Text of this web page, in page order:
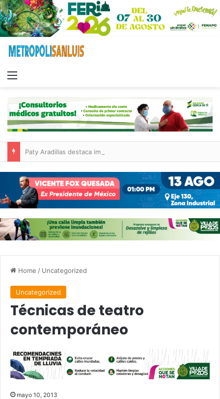
Home / Uncategorized
Uncategorized
Técnicas de teatro
contemporáneo
mayo 10, 2013